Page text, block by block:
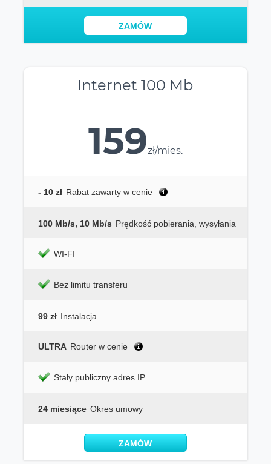
ZAMÓW
Internet 100 Mb
159zł/mies.
- 10 zł Rabat zawarty w cenie
100 Mb/s, 10 Mb/s Prędkość pobierania, wysyłania
WI-FI
Bez limitu transferu
99 zł Instalacja
ULTRA Router w cenie
Stały publiczny adres IP
24 miesiące Okres umowy
ZAMÓW